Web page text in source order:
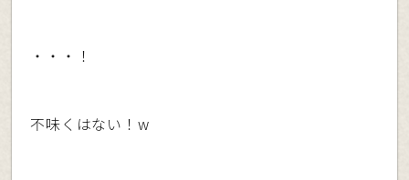
・・・！
不味くはない！w